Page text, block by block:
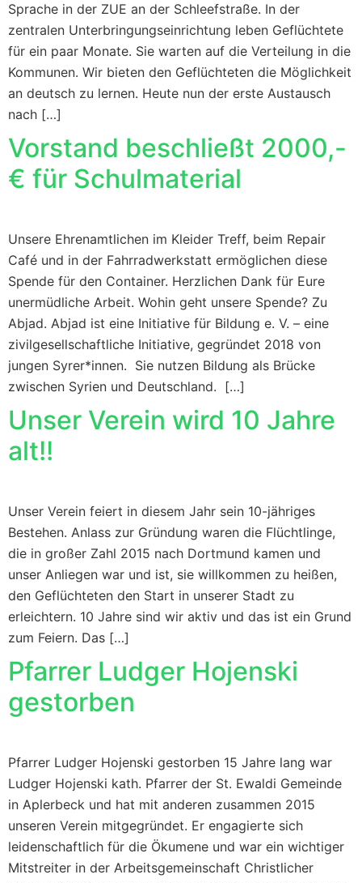
Sprache in der ZUE an der Schleefstraße. In der
zentralen Unterbringungseinrichtung leben Geflüchtete
für ein paar Monate. Sie warten auf die Verteilung in die
Kommunen. Wir bieten den Geflüchteten die Möglichkeit
an deutsch zu lernen. Heute nun der erste Austausch
nach […]
Vorstand beschließt 2000,-
€ für Schulmaterial
Unsere Ehrenamtlichen im Kleider Treff, beim Repair
Café und in der Fahrradwerkstatt ermöglichen diese
Spende für den Container. Herzlichen Dank für Eure
unermüdliche Arbeit. Wohin geht unsere Spende? Zu
Abjad. Abjad ist eine Initiative für Bildung e. V. – eine
zivilgesellschaftliche Initiative, gegründet 2018 von
jungen Syrer*innen. Sie nutzen Bildung als Brücke
zwischen Syrien und Deutschland. […]
Unser Verein wird 10 Jahre
alt!!
Unser Verein feiert in diesem Jahr sein 10-jähriges
Bestehen. Anlass zur Gründung waren die Flüchtlinge,
die in großer Zahl 2015 nach Dortmund kamen und
unser Anliegen war und ist, sie willkommen zu heißen,
den Geflüchteten den Start in unserer Stadt zu
erleichtern. 10 Jahre sind wir aktiv und das ist ein Grund
zum Feiern. Das […]
Pfarrer Ludger Hojenski
gestorben
Pfarrer Ludger Hojenski gestorben 15 Jahre lang war
Ludger Hojenski kath. Pfarrer der St. Ewaldi Gemeinde
in Aplerbeck und hat mit anderen zusammen 2015
unseren Verein mitgegründet. Er engagierte sich
leidenschaftlich für die Ökumene und war ein wichtiger
Mitstreiter in der Arbeitsgemeinschaft Christlicher